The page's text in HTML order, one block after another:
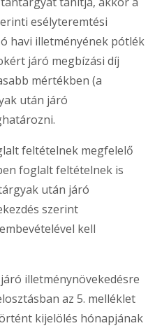
esélyteremtési
havi illetményének pótlék
járó megbízási díj
mértékben (a
után járó
feltételnek megfelelő
foglalt feltételnek is
után járó
szerint
kell
illetménynövekedésre
az 5. melléklet
kijelölés hónapjának